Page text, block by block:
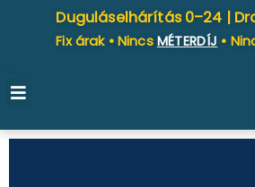
Duguláselhárítás 0–24 |
Fix árak • Nincs MÉTERDÍJ •